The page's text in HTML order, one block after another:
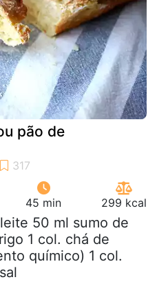
pão de
45 min 299 kcal
50 ml sumo de
1 col. chá de
químico) 1 col.